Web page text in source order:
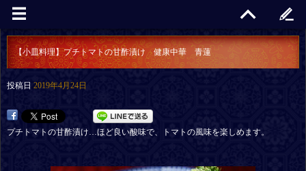
【小皿料理】プチトマトの甘酢漬け 健康中華 青蓮
投稿日 2019年4月24日
プチトマトの甘酢漬け…ほど良い酸味で、トマトの風味を楽しめます。